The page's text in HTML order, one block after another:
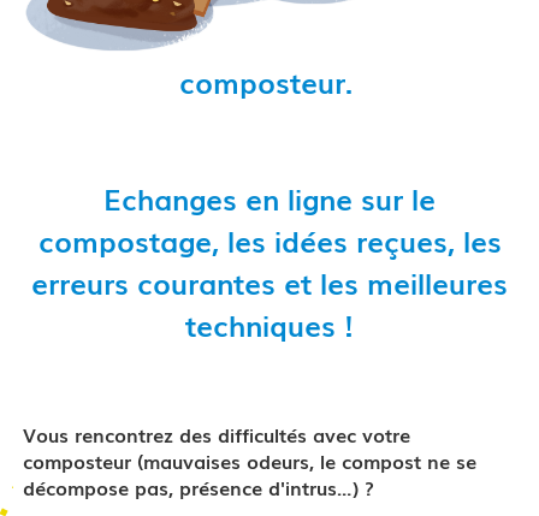
composteur.
Echanges en ligne sur le
compostage, les idées reçues, les
erreurs courantes et les meilleures
techniques !
Vous rencontrez des difficultés avec votre
composteur (mauvaises odeurs, le compost ne se
décompose pas, présence d'intrus…) ?